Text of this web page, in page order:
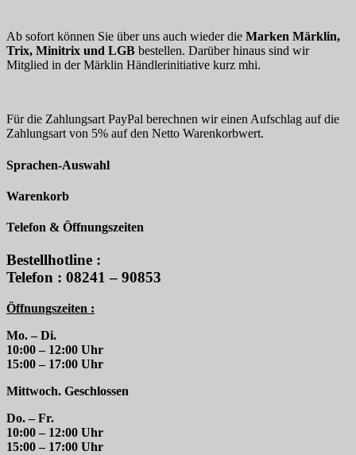
Ab sofort können Sie über uns auch wieder die Marken Märklin,
Trix, Minitrix und LGB bestellen. Darüber hinaus sind wir
Mitglied in der Märklin Händlerinitiative kurz mhi.
Für die Zahlungsart PayPal berechnen wir einen Aufschlag auf die
Zahlungsart von 5% auf den Netto Warenkorbwert.
Sprachen-Auswahl
Warenkorb
Telefon & Öffnungszeiten
Bestellhotline :
Telefon : 08241 – 90853
Öffnungszeiten :
Mo. – Di.
10:00 – 12:00 Uhr
15:00 – 17:00 Uhr
Mittwoch. Geschlossen
Do. – Fr.
10:00 – 12:00 Uhr
15:00 – 17:00 Uhr